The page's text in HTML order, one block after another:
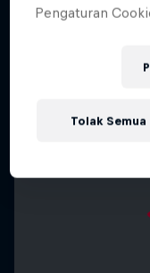
Lebih
Pengaturan
Tolak Semua